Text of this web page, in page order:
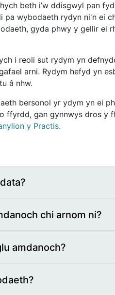
beth i’w ddisgwyl pan
wybodaeth rydyn ni'n ei
gyda phwy y gellir ei
i reoli sut rydym yn
arni. Rydym hefyd yn
â nhw.
bersonol yr ydym yn ei
ffyrdd, gan gynnwys dros y
y Practis.
chi arnom ni?
amdanoch?